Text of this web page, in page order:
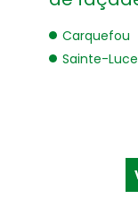
Carquefou
Sainte-